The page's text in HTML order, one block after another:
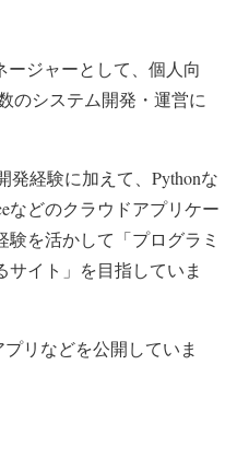
ジャーとして、個人向
のシステム開発・運営に
発経験に加えて、Pythonな
などのクラウドアプリケー
を活かして「プログラミ
サイト」を目指していま
リなどを公開していま